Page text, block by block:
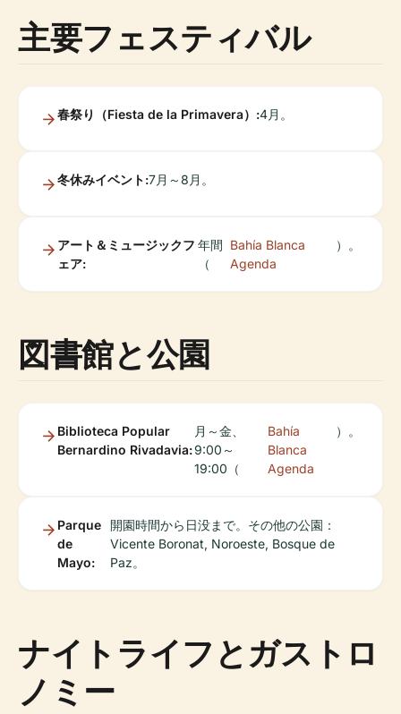
主要フェスティバル
春祭り（Fiesta de la Primavera）:4月。
冬休みイベント:7月～8月。
アート＆ミュージックフ
ェア:
年間
（
Bahía Blanca
Agenda
）。
図書館と公園
Biblioteca Popular
Bernardino Rivadavia:
月～金、
9:00～
19:00（
Bahía
Blanca
Agenda
）。
Parque
de
Mayo:
開園時間から日没まで。その他の公園：
Vicente Boronat, Noroeste, Bosque de
Paz。
ナイトライフとガストロ
ノミー